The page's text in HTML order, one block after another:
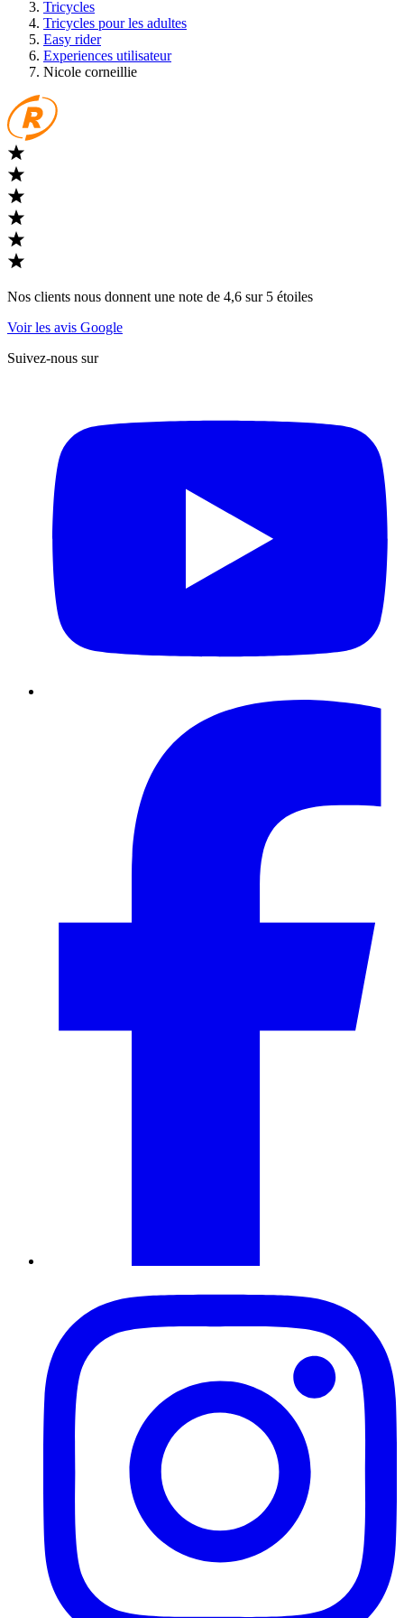
Tricycles
Tricycles pour les adultes
Easy rider
Experiences utilisateur
Nicole corneillie
Nos clients nous donnent une note de 4,6 sur 5 étoiles
Voir les avis Google
Suivez-nous sur